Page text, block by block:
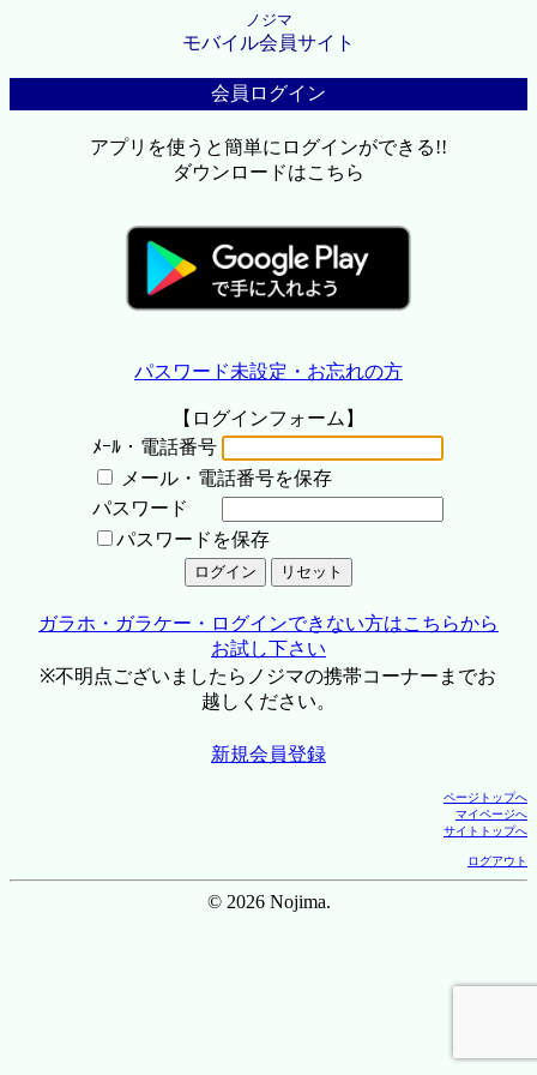
ノジマ
モバイル会員サイト
会員ログイン
アプリを使うと簡単にログインができる!!
ダウンロードはこちら
パスワード未設定・お忘れの方
【ログインフォーム】
ﾒｰﾙ・電話番号
メール・電話番号を保存
パスワード
パスワードを保存
ガラホ・ガラケー・ログインできない方はこちらから
お試し下さい
※不明点ございましたらノジマの携帯コーナーまでお
越しください。
新規会員登録
ページトップへ
マイページへ
サイトトップへ
ログアウト
© 2026 Nojima.